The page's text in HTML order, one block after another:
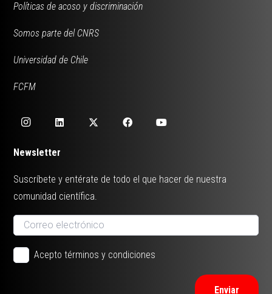
Políticas de acoso y discriminación
Somos parte del CNRS
Universidad de Chile
FCFM
Newsletter
Suscríbete y entérate de todo el que hacer de nuestra
comunidad científica.
Acepto términos y condiciones
Enviar